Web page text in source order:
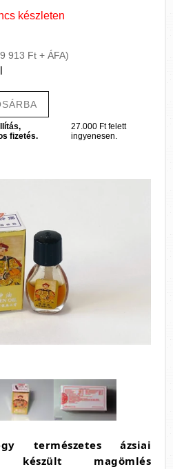
készleten
913 Ft + ÁFA)
fizetés.
27.000 Ft felett
ingyenesen.
természetes ázsiai
készült magömlés